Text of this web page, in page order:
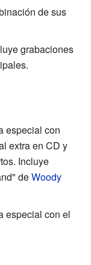
de sus
grabaciones
especial con
extra en CD y
Incluye
deWoody
especial con el